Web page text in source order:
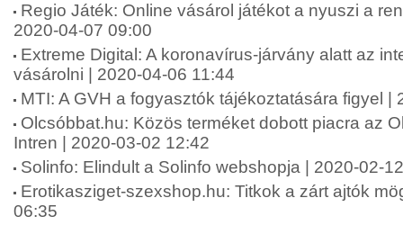
Regio Játék: Online vásárol játékot a nyuszi a
2020-04-07 09:00
Extreme Digital: A koronavírus-járvány alatt az
vásárolni | 2020-04-06 11:44
MTI: A GVH a fogyasztók tájékoztatására figyel |
Olcsóbbat.hu: Közös terméket dobott piacra az
Intren | 2020-03-02 12:42
Solinfo: Elindult a Solinfo webshopja | 2020-02-
Erotikasziget-szexshop.hu: Titkok a zárt ajtók
06:35